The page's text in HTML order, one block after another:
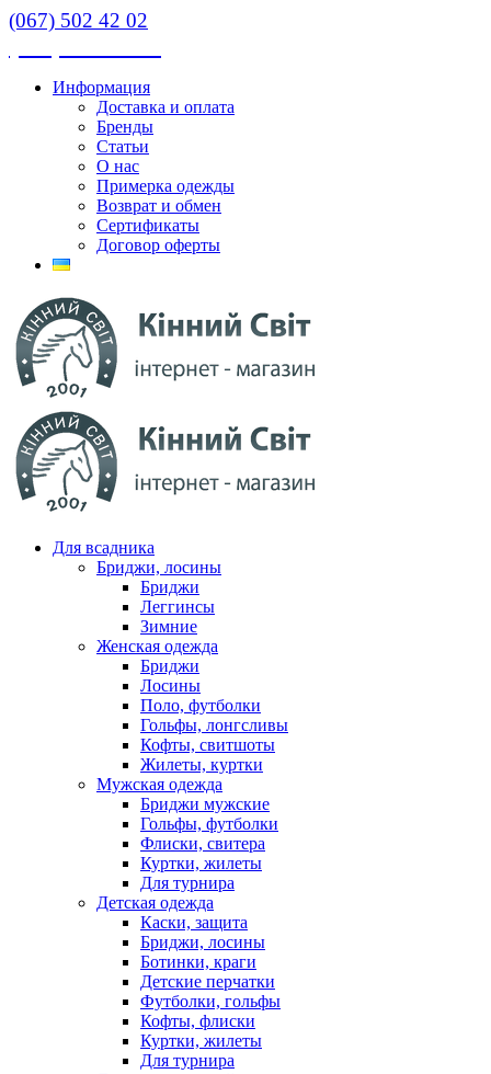
(067) 502 42 02
Информация
Доставка и оплата
Бренды
Статьи
О нас
Примерка одежды
Возврат и обмен
Сертификаты
Договор оферты
Для всадника
Бриджи, лосины
Бриджи
Леггинсы
Зимние
Женская одежда
Бриджи
Лосины
Поло, футболки
Гольфы, лонгсливы
Кофты, свитшоты
Жилеты, куртки
Мужская одежда
Бриджи мужские
Гольфы, футболки
Флиски, свитера
Куртки, жилеты
Для турнира
Детская одежда
Каски, защита
Бриджи, лосины
Ботинки, краги
Детские перчатки
Футболки, гольфы
Кофты, флиски
Куртки, жилеты
Для турнира